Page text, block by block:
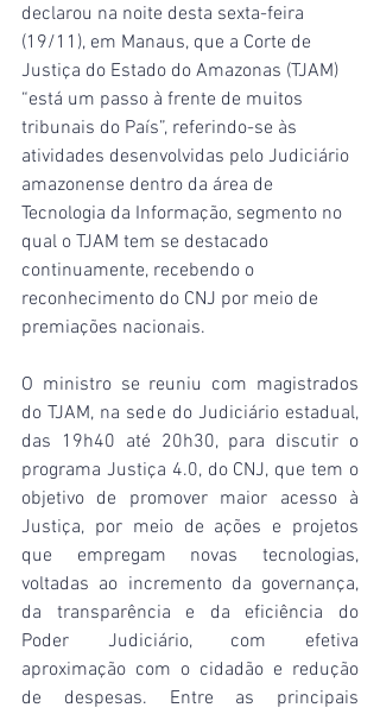
declarou na noite desta sexta-feira
(19/11), em Manaus, que a Corte de
Justiça do Estado do Amazonas (TJAM)
“está um passo à frente de muitos
tribunais do País”, referindo-se às
atividades desenvolvidas pelo Judiciário
amazonense dentro da área de
Tecnologia da Informação, segmento no
qual o TJAM tem se destacado
continuamente, recebendo o
reconhecimento do CNJ por meio de
premiações nacionais.
O ministro se reuniu com magistrados
do TJAM, na sede do Judiciário estadual,
das 19h40 até 20h30, para discutir o
programa Justiça 4.0, do CNJ, que tem o
objetivo de promover maior acesso à
Justiça, por meio de ações e projetos
que empregam novas tecnologias,
voltadas ao incremento da governança,
da transparência e da eficiência do
Poder Judiciário, com efetiva
aproximação com o cidadão e redução
de despesas. Entre as principais